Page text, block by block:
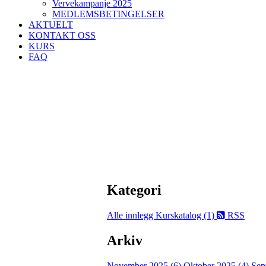
Vervekampanje 2025
MEDLEMSBETINGELSER
AKTUELT
KONTAKT OSS
KURS
FAQ
Kategori
Alle innlegg Kurskatalog (1) RSS
Arkiv